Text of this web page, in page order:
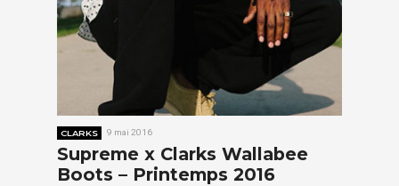
CLARKS 9 mai 2016
Supreme x Clarks Wallabee
Boots – Printemps 2016